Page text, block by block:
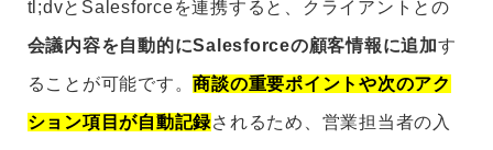
tl;dvとSalesforceを連携すると、クライアントとの
会議内容を自動的にSalesforceの顧客情報に追加す
ることが可能です。商談の重要ポイントや次のアク
ション項目が自動記録されるため、営業担当者の入